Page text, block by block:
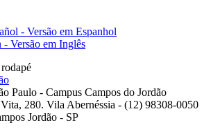
- Versão em Espanhol
Versão em Inglês
Paulo - Campus Campos do Jordão
280. Vila Abernéssia - (12) 98308-0050
Jordão - SP